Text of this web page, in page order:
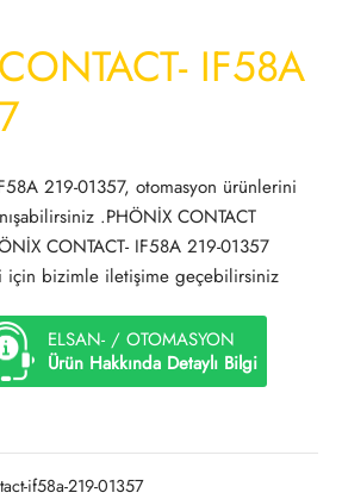
IF58A
219-01357, otomasyon ürünlerini
.PHÖNİX CONTACT
CONTACT- IF58A 219-01357
için bizimle iletişime geçebilirsiniz
ELSAN- / OTOMASYON
Ürün Hakkında Detaylı Bilgi
if58a-219-01357